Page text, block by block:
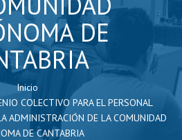
DE
Inicio
COLECTIVO PARA EL PERSONAL
ADMINISTRACIÓN DE LA COMUNIDAD
DE CANTABRIA